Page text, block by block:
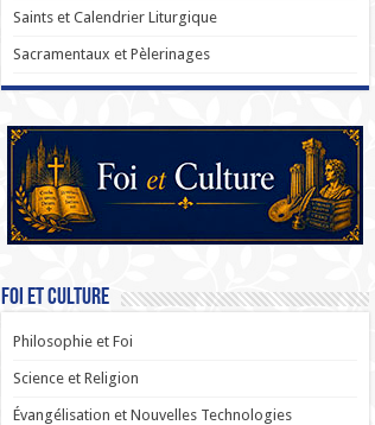
Saints et Calendrier Liturgique
Sacramentaux et Pèlerinages
Foi et Culture
Philosophie et Foi
Science et Religion
Évangélisation et Nouvelles Technologies